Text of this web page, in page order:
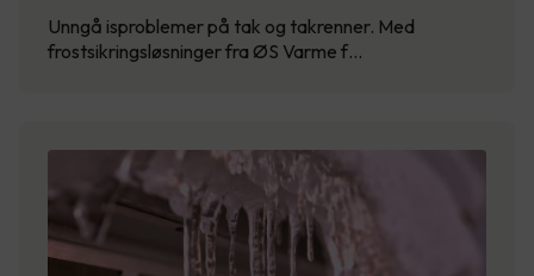
Unngå isproblemer på tak og takrenner. Med
frostsikringsløsninger fra ØS Varme f…